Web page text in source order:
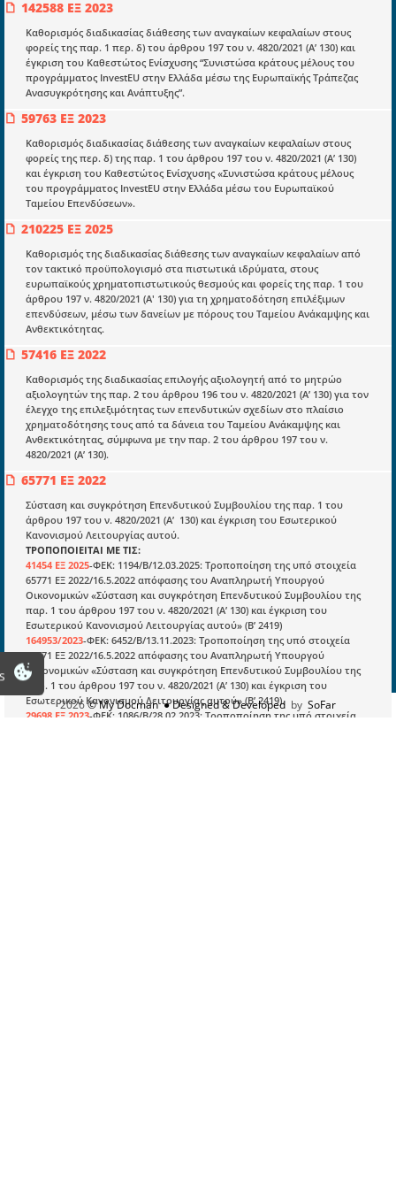
142588 ΕΞ 2023
Καθορισμός διαδικασίας διάθεσης των αναγκαίων κεφαλαίων στους
φορείς της παρ. 1 περ. δ) του άρθρου 197 του ν. 4820/2021 (Α’ 130) και
έγκριση του Καθεστώτος Ενίσχυσης “Συνιστώσα κράτους μέλους του
προγράμματος InvestEU στην Ελλάδα μέσω της Ευρωπαϊκής Τράπεζας
Ανασυγκρότησης και Ανάπτυξης”.
59763 ΕΞ 2023
Καθορισμός διαδικασίας διάθεσης των αναγκαίων κεφαλαίων στους
φορείς της περ. δ) της παρ. 1 του άρθρου 197 του ν. 4820/2021 (Α’ 130)
και έγκριση του Καθεστώτος Ενίσχυσης «Συνιστώσα κράτους μέλους
του προγράμματος InvestEU στην Ελλάδα μέσω του Ευρωπαϊκού
Ταμείου Επενδύσεων».
210225 ΕΞ 2025
Καθορισμός της διαδικασίας διάθεσης των αναγκαίων κεφαλαίων από
τον τακτικό προϋπολογισμό στα πιστωτικά ιδρύματα, στους
ευρωπαϊκούς χρηματοπιστωτικούς θεσμούς και φορείς της παρ. 1 του
άρθρου 197 ν. 4820/2021 (Α' 130) για τη χρηματοδότηση επιλέξιμων
επενδύσεων, μέσω των δανείων με πόρους του Ταμείου Ανάκαμψης και
Ανθεκτικότητας.
57416 ΕΞ 2022
Καθορισμός της διαδικασίας επιλογής αξιολογητή από το μητρώο
αξιολογητών της παρ. 2 του άρθρου 196 του ν. 4820/2021 (Α’ 130) για τον
έλεγχο της επιλεξιμότητας των επενδυτικών σχεδίων στο πλαίσιο
χρηματοδότησης τους από τα δάνεια του Ταμείου Ανάκαμψης και
Ανθεκτικότητας, σύμφωνα με την παρ. 2 του άρθρου 197 του ν.
4820/2021 (Α’ 130).
65771 ΕΞ 2022
Σύσταση και συγκρότηση Επενδυτικού Συμβουλίου της παρ. 1 του
άρθρου 197 του ν. 4820/2021 (Α’ 130) και έγκριση του Εσωτερικού
Κανονισμού Λειτουργίας αυτού.
ΤΡΟΠΟΠΟΙΕΙΤΑΙ ΜΕ ΤΙΣ:
41454 ΕΞ 2025-ΦΕΚ: 1194/Β/12.03.2025: Τροποποίηση της υπό στοιχεία
65771 ΕΞ 2022/16.5.2022 απόφασης του Αναπληρωτή Υπουργού
Οικονομικών «Σύσταση και συγκρότηση Επενδυτικού Συμβουλίου της
παρ. 1 του άρθρου 197 του ν. 4820/2021 (Α’ 130) και έγκριση του
Εσωτερικού Κανονισμού Λειτουργίας αυτού» (Β’ 2419)
164953/2023-ΦΕΚ: 6452/Β/13.11.2023: Τροποποίηση της υπό στοιχεία
65771 ΕΞ 2022/16.5.2022 απόφασης του Αναπληρωτή Υπουργού
Οικονομικών «Σύσταση και συγκρότηση Επενδυτικού Συμβουλίου της
παρ. 1 του άρθρου 197 του ν. 4820/2021 (Α’ 130) και έγκριση του
Εσωτερικού Κανονισμού Λειτουργίας αυτού» (Β’ 2419).
29698 ΕΞ 2023-ΦΕΚ: 1086/Β/28.02.2023: Τροποποίηση της υπό στοιχεία
mydocmangr@gmail.com
Docman.gr
Ποιοί είμαστε;
μετατράπηκε σε επιχειρηματική οντότητα και φιλοδοξεί να συμβάλλει
στην διάδοση της γνώσης.
Επικαιρότητα
E-book
Οδηγοί εκκαθάρισης
Νόμοι και προεδρικά διατάγματα
Υπουργικές αποφάσεις
Νομολογία και Γνωμοδοτήσεις ΝΣΚ
Πληροφορίες
Είσοδος
Εγγραφή
Οδηγίες Εγγραφής
Βοηθός Αναζήτησης
Οροι χρησης ιστοτοπου
2026© My Docman● Designed & Developed by SoFar